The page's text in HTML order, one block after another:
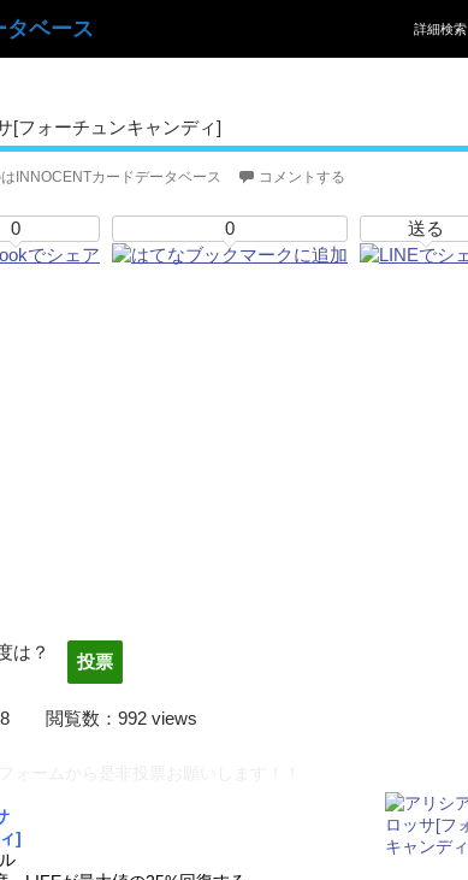
タベース
詳細検索
[フォーチュンキャンディ]
INNOCENTカードデータベース コメントする
0 0 送る
は？
04/08 閲覧数：992 views
]